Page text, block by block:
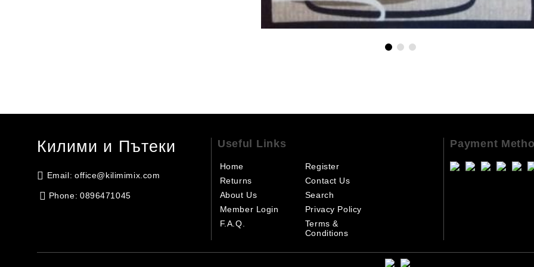
Килими и Пътеки
Email: office@kilimimix.com
Phone: 0896471045
Useful Links
Home
Returns
About Us
Member Login
F.A.Q.
Register
Contact Us
Search
Privacy Policy
Terms &
Conditions
Payment